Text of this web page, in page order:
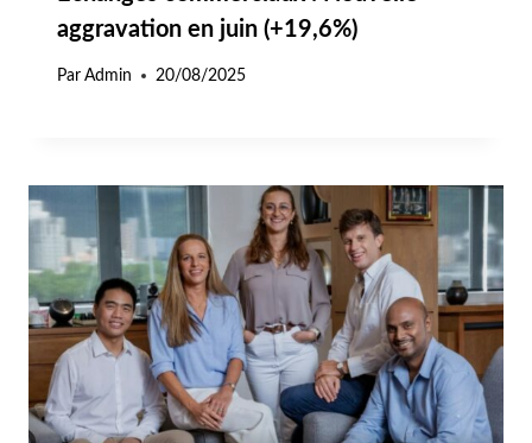
aggravation en juin (+19,6%)
Par Admin 20/08/2025